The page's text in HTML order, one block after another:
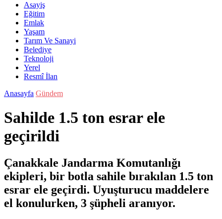
Asayiş
Eğitim
Emlak
Yaşam
Tarım Ve Sanayi
Belediye
Teknoloji
Yerel
Resmî İlan
Anasayfa Gündem
Sahilde 1.5 ton esrar ele
geçirildi
Çanakkale Jandarma Komutanlığı
ekipleri, bir botla sahile bırakılan 1.5 ton
esrar ele geçirdi. Uyuşturucu maddelere
el konulurken, 3 şüpheli aranıyor.